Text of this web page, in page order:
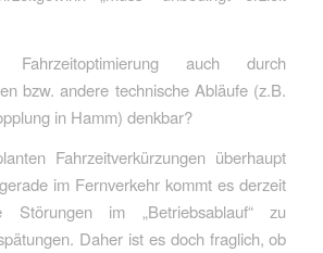
auch durch
bzw. andere technische Abläufe (z.B.
in Hamm) denkbar?
Fahrzeitverkürzungen überhaupt
im Fernverkehr kommt es derzeit
Störungen im „Betriebsablauf“ zu
Daher ist es doch fraglich, ob